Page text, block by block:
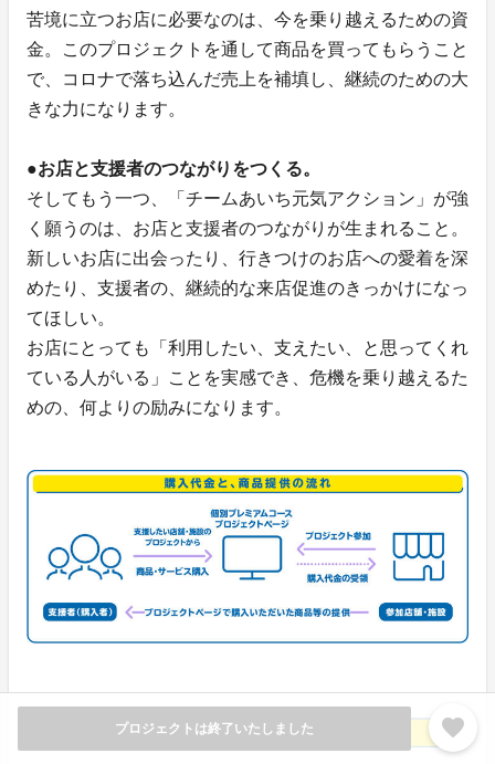
プロジェクトは終了いたしました favorite
苦境に立つお店に必要なのは、今を乗り越えるための資
金。このプロジェクトを通して商品を買ってもらうこと
で、コロナで落ち込んだ売上を補填し、継続のための大
きな力になります。
●お店と支援者のつながりをつくる。
そしてもう一つ、「チームあいち元気アクション」が強
く願うのは、お店と支援者のつながりが生まれること。
新しいお店に出会ったり、行きつけのお店への愛着を深
めたり、支援者の、継続的な来店促進のきっかけになっ
てほしい。
お店にとっても「利用したい、支えたい、と思ってくれ
ている人がいる」ことを実感でき、危機を乗り越えるた
めの、何よりの励みになります。